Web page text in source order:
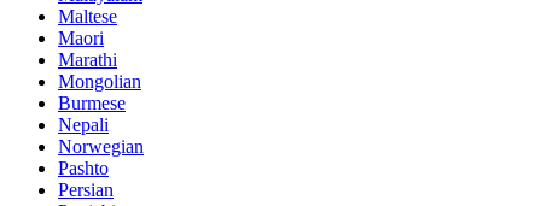
Maltese
Maori
Marathi
Mongolian
Burmese
Nepali
Norwegian
Pashto
Persian